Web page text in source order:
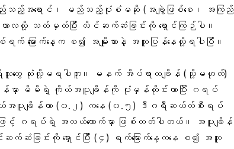
ည့်အရောင်၊ မည်သည့်ပုံစံမဆို (အချွဲဖြစ်စေ၊ အကြည်
ာလလို့ သတ်မှတ်ပြီး လိင်ဆက်ဆံခြင်းကို ရှောင်ကြဉ်ပါ။
က် မြောက်နေ့က စ၍ အမျိုးသားနဲ့ အတူပြန်နေလို့ရပါပြီ။
လဲရှိသူတွေ သုံးလို့မရပါဘူး။ မနက် အိပ်ရာထချိန် (သို့မဟုတ်)
န်မှာ မိမိရဲ့ ကိုယ်အပူချိန်ကို ပုံမှန်တိုင်းတာပြီး ဂရပ်
ကိုယ်အပူချိန်ဟာ (၀.၂) ကနေ (၀.၅) ဒီဂရီဆယ်လ်စီးရပ်
ားဖြင့် ဂရပ်ရဲ့ အလယ်လောက်မှာ ဖြစ်တတ်ပါတယ်။ အပူချိန်
ဆံခြင်းကို ရှောင်ပြီး (၄) ရက်မြောက်နေ့ကနေ စ၍ အတူ